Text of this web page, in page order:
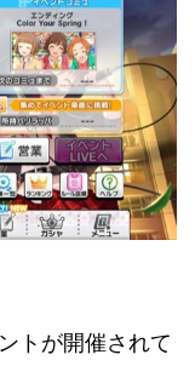
トが開催されて